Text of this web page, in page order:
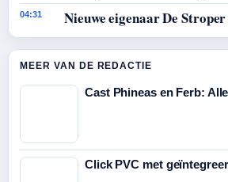
04:31 Nieuwe eigenaar De
MEER VAN DE REDACTIE
Cast Phineas en Ferb:
Click PVC met